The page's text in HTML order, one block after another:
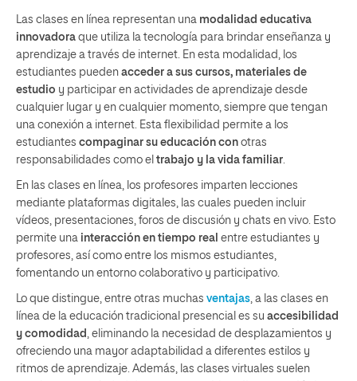
Las clases en línea representan una modalidad educativa
innovadora que utiliza la tecnología para brindar enseñanza y
aprendizaje a través de internet. En esta modalidad, los
estudiantes pueden acceder a sus cursos, materiales de
estudio y participar en actividades de aprendizaje desde
cualquier lugar y en cualquier momento, siempre que tengan
una conexión a internet. Esta flexibilidad permite a los
estudiantes compaginar su educación con otras
responsabilidades como el trabajo y la vida familiar
En las clases en línea, los profesores imparten lecciones
mediante plataformas digitales, las cuales pueden incluir
vídeos, presentaciones, foros de discusión y chats en vivo. Esto
permite una interacción en tiempo real entre estudiantes y
profesores, así como entre los mismos estudiantes,
fomentando un entorno colaborativo y participativo.
Lo que distingue, entre otras muchas ventajas , a las clases en
línea de la educación tradicional presencial es su accesibilidad
y comodidad , eliminando la necesidad de desplazamientos y
ofreciendo una mayor adaptabilidad a diferentes estilos y
ritmos de aprendizaje. Además, las clases virtuales suelen